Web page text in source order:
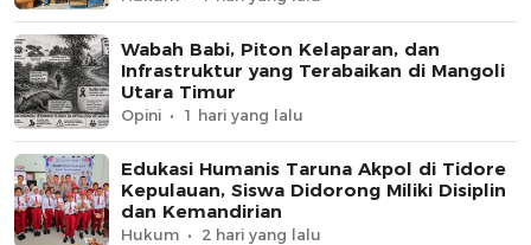
Wabah Babi, Piton Kelaparan, dan
Infrastruktur yang Terabaikan di Mangoli
Utara Timur
Opini 1 hari yang lalu
Edukasi Humanis Taruna Akpol di Tidore
Kepulauan, Siswa Didorong Miliki Disiplin
dan Kemandirian
Hukum 2 hari yang lalu